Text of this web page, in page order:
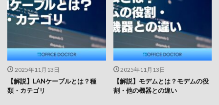
2025年11月13日
【解説】LANケーブルとは？種
類・カテゴリ
2025年11月13日
【解説】モデムとは？モデムの役
割・他の機器との違い